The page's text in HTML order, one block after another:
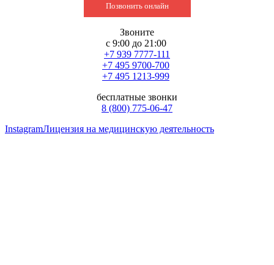
Позвонить онлайн
Звоните
с 9:00 до 21:00
+7 939 7777-111
+7 495 9700-700
+7 495 1213-999
бесплатные звонки
8 (800) 775-06-47
InstagramЛицензия на медицинскую деятельность